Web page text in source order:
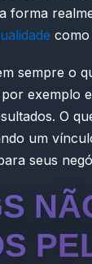
forma
sempre o
exemplo
O
um
seus